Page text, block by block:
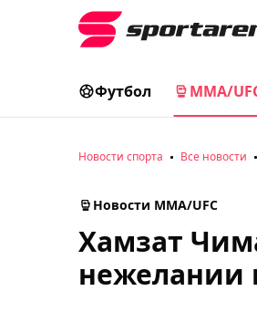
Футбол MMA/
Новости спорта Все новости
Новости MMA/UFC
Хамзат
нежелании